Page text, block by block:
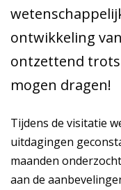
ontwikkeling
ontzettend
mogen dragen!
Tijdens de visitatie
uitdagingen
maanden
aan de